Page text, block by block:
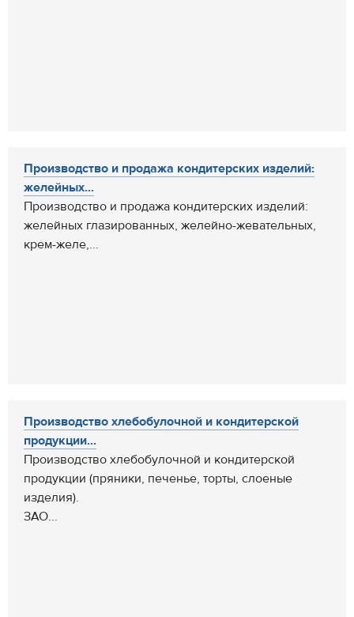
Производство и продажа кондитерских изделий:
желейных...
Производство и продажа кондитерских изделий:
желейных глазированных, желейно-жевательных,
крем-желе,...
Производство хлебобулочной и кондитерской
продукции...
Производство хлебобулочной и кондитерской
продукции (пряники, печенье, торты, слоеные
изделия).
ЗАО...